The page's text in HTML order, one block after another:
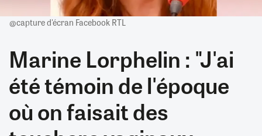
@capture d'écran Facebook RTL
Marine Lorphelin : "J'ai
été témoin de l'époque
où on faisait des